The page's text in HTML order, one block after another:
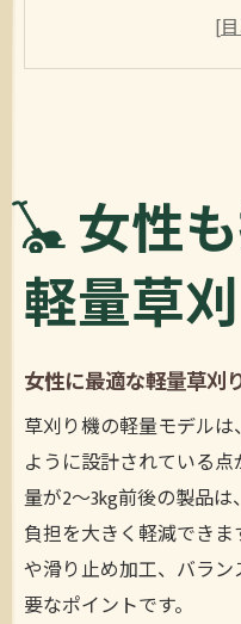
軽量草刈り機
軽量草刈り機
効果
草刈り効率を
女性や高齢者
エンジン式と
検証
超軽量草刈り
立
草刈りが楽になる
作業が楽にな
解説
女性
軽量草
女性に最適な軽量草刈
草刈り機の軽量モデル
ように設計されている
量が2～3kg前後の製品
負担を大きく軽減でき
や滑り止め加工、バラ
要なポイントです。